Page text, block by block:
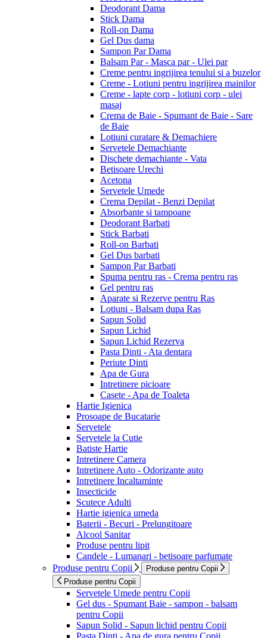
Deodorant Dama
Stick Dama
Roll-on Dama
Gel Dus dama
Sampon Par Dama
Balsam Par - Masca par - Ulei par
Creme pentru ingrijirea tenului si a buzelor
Creme - Lotiuni pentru ingrijirea mainilor
Creme - lapte corp - lotiuni corp - ulei
masaj
Crema de Baie - Spumant de Baie - Sare
de Baie
Lotiuni curatare & Demachiere
Servetele Demachiante
Dischete demachiante - Vata
Betisoare Urechi
Acetona
Servetele Umede
Crema Depilat - Benzi Depilat
Absorbante si tampoane
Deodorant Barbati
Stick Barbati
Roll-on Barbati
Gel Dus barbati
Sampon Par Barbati
Spuma pentru ras - Crema pentru ras
Gel pentru ras
Aparate si Rezerve pentru Ras
Lotiuni - Balsam dupa Ras
Sapun Solid
Sapun Lichid
Sapun Lichid Rezerva
Pasta Dinti - Ata dentara
Periute Dinti
Apa de Gura
Intretinere picioare
Casete - Apa de Toaleta
Hartie Igienica
Prosoape de Bucatarie
Servetele
Servetele la Cutie
Batiste Hartie
Intretinere Camera
Intretinere Auto - Odorizante auto
Intretinere Incaltaminte
Insecticide
Scutece Adulti
Hartie igienica umeda
Baterii - Becuri - Prelungitoare
Alcool Sanitar
Produse pentru lipit
Candele - Lumanari - betisoare parfumate
Produse pentru Copii
Produse pentru Copii
Produse pentru Copii
Servetele Umede pentru Copii
Gel dus - Spumant Baie - sampon - balsam
pentru Copii
Sapun Solid - Sapun lichid pentru Copii